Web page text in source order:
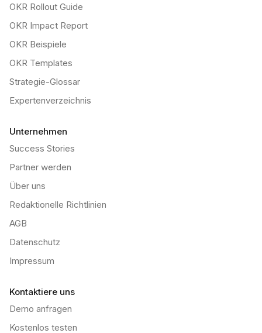
OKR Rollout Guide
OKR Impact Report
OKR Beispiele
OKR Templates
Strategie-Glossar
Expertenverzeichnis
Unternehmen
Success Stories
Partner werden
Über uns
Redaktionelle Richtlinien
AGB
Datenschutz
Impressum
Kontaktiere uns
Demo anfragen
Kostenlos testen